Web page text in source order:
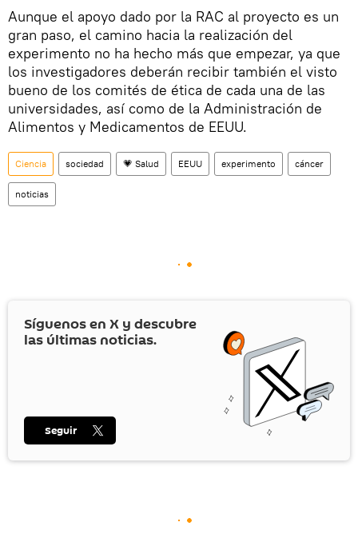
Aunque el apoyo dado por la RAC al proyecto es un
gran paso, el camino hacia la realización del
experimento no ha hecho más que empezar, ya que
los investigadores deberán recibir también el visto
bueno de los comités de ética de cada una de las
universidades, así como de la Administración de
Alimentos y Medicamentos de EEUU.
Ciencia sociedad 💗 Salud EEUU experimento cáncer
noticias
Síguenos en X y descubre
las últimas noticias.
Seguir